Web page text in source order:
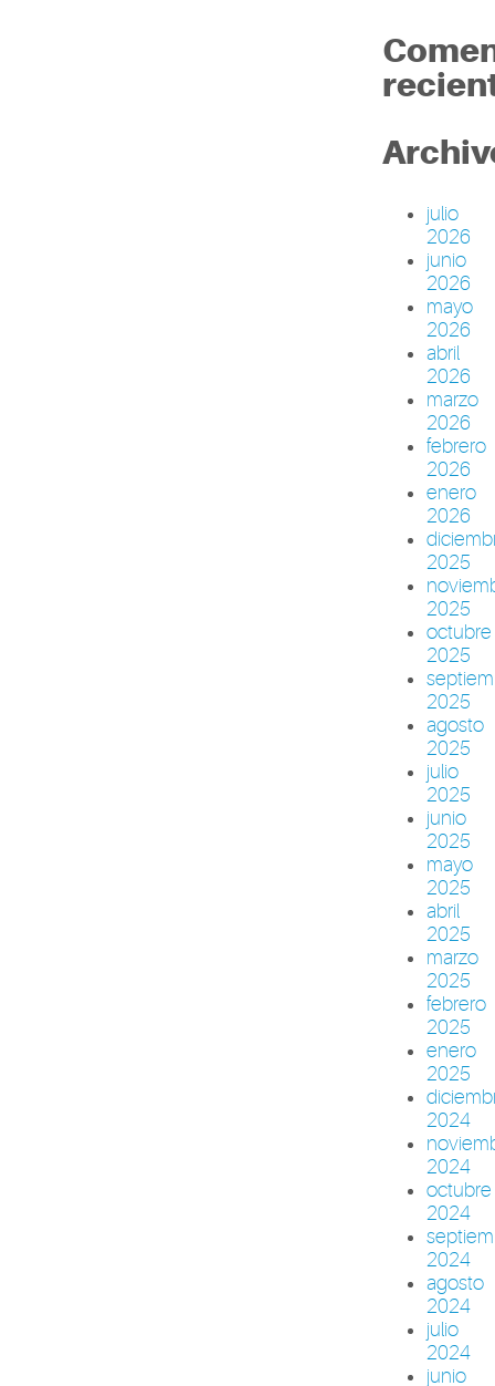
julio
2026
junio
2026
mayo
2026
abril
2026
marzo
2026
febrero
2026
enero
2026
2025
2025
octubre
2025
2025
agosto
2025
julio
2025
junio
2025
mayo
2025
abril
2025
marzo
2025
febrero
2025
enero
2025
2024
2024
octubre
2024
2024
agosto
2024
julio
2024
junio